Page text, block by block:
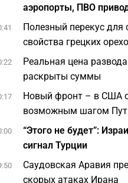
аэропорты, ПВО
Полезный перекус для
свойства грецких
Реальная цена
раскрыты суммы
Новый фронт – в США
возможным шагом
“Этого не будет”:
сигнал Турции
Саудовская Аравия
скорых атаках Ирана